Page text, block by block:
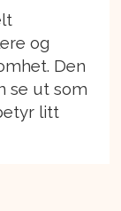
og
Den
se ut som
litt